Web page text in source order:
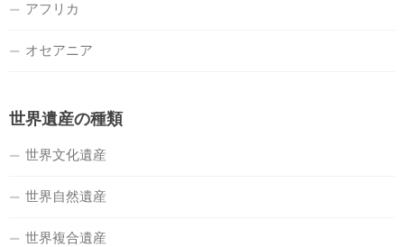
アフリカ
オセアニア
世界遺産の種類
世界文化遺産
世界自然遺産
世界複合遺産